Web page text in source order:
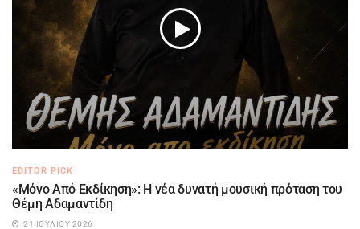
EDITOR PICK
«Μόνο Από Εκδίκηση»: Η νέα δυνατή μουσική πρόταση του
Θέμη Αδαμαντίδη
21 ΙΟΥΛΊΟΥ 2026